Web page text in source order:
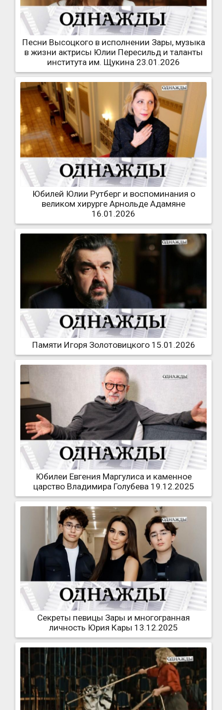
Песни Высоцкого в исполнении Зары, музыка
в жизни актрисы Юлии Пересильд и таланты
института им. Щукина 23.01.2026
Юбилей Юлии Рутберг и воспоминания о
великом хирурге Арнольде Адамяне
16.01.2026
Памяти Игоря Золотовицкого 15.01.2026
Юбилеи Евгения Маргулиса и каменное
царство Владимира Голубева 19.12.2025
Секреты певицы Зары и многогранная
личность Юрия Кары 13.12.2025